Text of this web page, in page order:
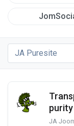
JA Puresite
purity
JA